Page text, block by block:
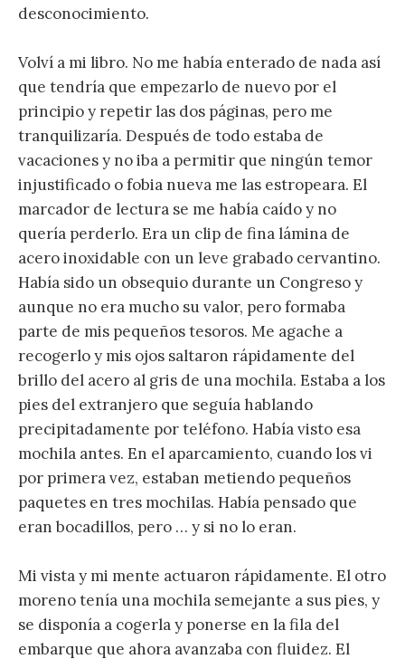
desconocimiento.
Volví a mi libro. No me había enterado de nada así
que tendría que empezarlo de nuevo por el
principio y repetir las dos páginas, pero me
tranquilizaría. Después de todo estaba de
vacaciones y no iba a permitir que ningún temor
injustificado o fobia nueva me las estropeara. El
marcador de lectura se me había caído y no
quería perderlo. Era un clip de fina lámina de
acero inoxidable con un leve grabado cervantino.
Había sido un obsequio durante un Congreso y
aunque no era mucho su valor, pero formaba
parte de mis pequeños tesoros. Me agache a
recogerlo y mis ojos saltaron rápidamente del
brillo del acero al gris de una mochila. Estaba a los
pies del extranjero que seguía hablando
precipitadamente por teléfono. Había visto esa
mochila antes. En el aparcamiento, cuando los vi
por primera vez, estaban metiendo pequeños
paquetes en tres mochilas. Había pensado que
eran bocadillos, pero … y si no lo eran.
Mi vista y mi mente actuaron rápidamente. El otro
moreno tenía una mochila semejante a sus pies, y
se disponía a cogerla y ponerse en la fila del
embarque que ahora avanzaba con fluidez. El